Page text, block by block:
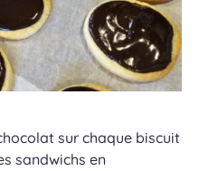
sur chaque biscuit
sandwichs en